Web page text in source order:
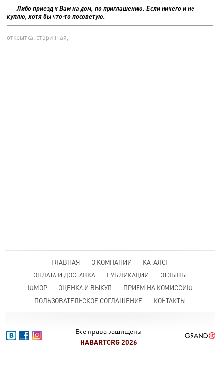
Либо приезд к Вам на дом, по приглашению. Если ничего и не
куплю, хотя бы что-то посоветую.
открытка, старинная,
ГЛАВНАЯ О КОМПАНИИ
КАТАЛОГ
ОПЛАТА И ДОСТАВКА
ПУБЛИКАЦИИ
ОТЗЫВЫ
ЮМОР
ОЦЕНКА И ВЫКУП
ПРИЕМ НА КОМИССИЮ
ПОЛЬЗОВАТЕЛЬСКОЕ СОГЛАШЕНИЕ
КОНТАКТЫ
Все права защищены
HABARTORG 2026